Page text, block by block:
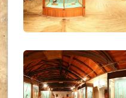
UKR_(25)